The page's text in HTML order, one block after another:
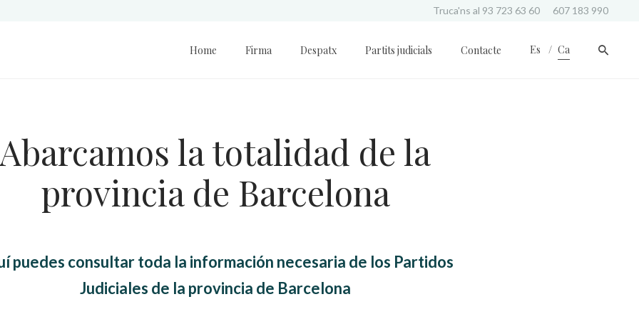
Truca'ns al 93 723 63 60 607 183 990
Home Firma Despatx Partits judicials Contacte Es Ca
Abarcamos la totalidad de la
provincia de Barcelona
puedes consultar toda la información necesaria de los Partidos
Judiciales de la provincia de Barcelona